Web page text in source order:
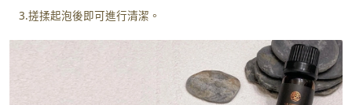
3.搓揉起泡後即可進行清潔。